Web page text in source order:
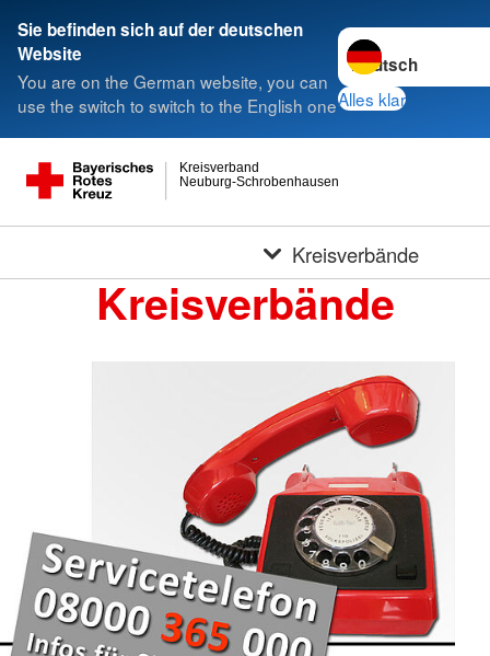
Sie befinden sich auf der deutschen
Website
You are on the German website, you can
use the switch to switch to the English one
Sprache wechseln
Alles klar
Neuburg-Schrobenhausen
Kreisverband
Kreisverbände
Kreisverbände